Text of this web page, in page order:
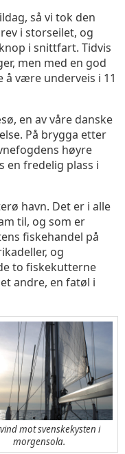
så vi tok den
i storseilet, og
i snittfart. Tidvis
men med en god
å være underveis i 11
en av våre danske
På brygga etter
høyre
en fredelig plass i
havn. Det er i alle
til, og som er
fiskehandel på
og
to fiskekutterne
andre, en fatøl i
mot svenskekysten i
morgensola.